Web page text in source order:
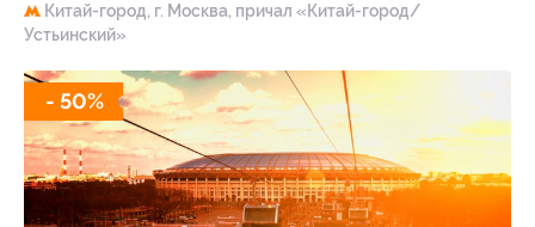
Китай-город, г. Москва, причал «Китай-город/
Устьинский»
- 50%